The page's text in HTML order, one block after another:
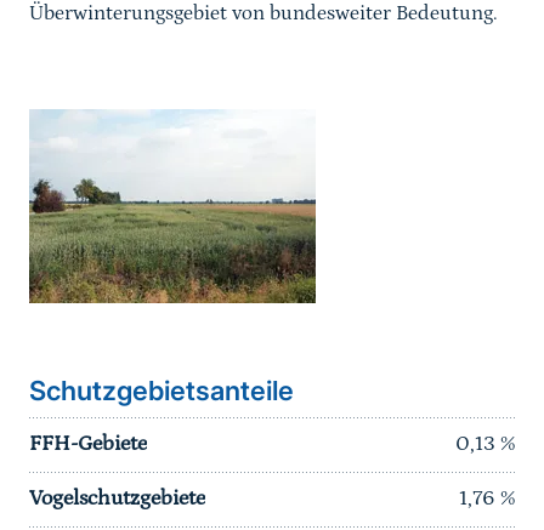
Überwinterungsgebiet von bundesweiter Bedeutung.
Schutzgebietsanteile
FFH-Gebiete 0,13 %
Vogelschutzgebiete 1,76 %